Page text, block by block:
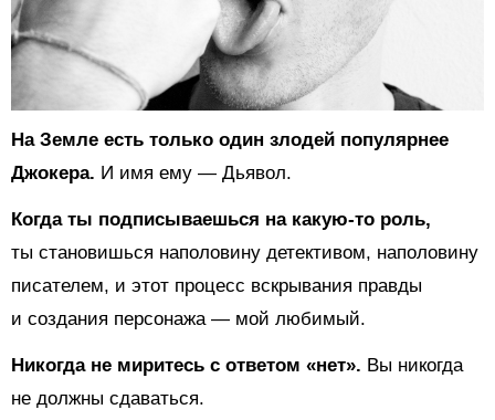
На Земле есть только один злодей популярнее
Джокера. И имя ему — Дьявол.
Когда ты подписываешься на какую-то роль,
ты становишься наполовину детективом, наполовину
писателем, и этот процесс вскрывания правды
и создания персонажа — мой любимый.
Никогда не миритесь с ответом «нет». Вы никогда
не должны сдаваться.